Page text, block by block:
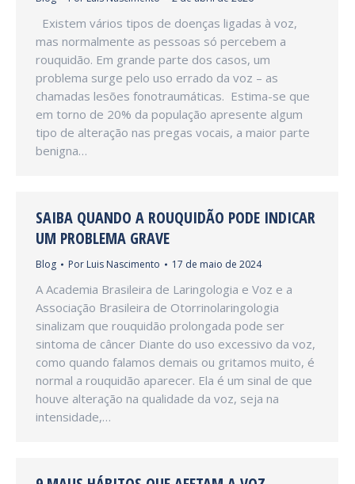
Existem vários tipos de doenças ligadas à voz,
mas normalmente as pessoas só percebem a
rouquidão. Em grande parte dos casos, um
problema surge pelo uso errado da voz – as
chamadas lesões fonotraumáticas. Estima-se que
em torno de 20% da população apresente algum
tipo de alteração nas pregas vocais, a maior parte
benigna…
SAIBA QUANDO A ROUQUIDÃO PODE INDICAR
UM PROBLEMA GRAVE
Blog Por Luis Nascimento 17 de maio de 2024
A Academia Brasileira de Laringologia e Voz e a
Associação Brasileira de Otorrinolaringologia
sinalizam que rouquidão prolongada pode ser
sintoma de câncer Diante do uso excessivo da voz,
como quando falamos demais ou gritamos muito, é
normal a rouquidão aparecer. Ela é um sinal de que
houve alteração na qualidade da voz, seja na
intensidade,…